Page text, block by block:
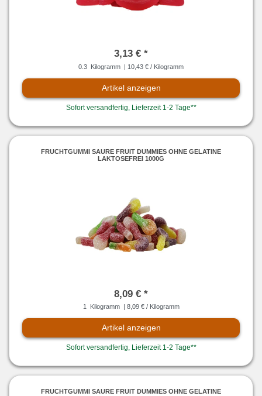
3,13 € *
0.3 Kilogramm | 10,43 € / Kilogramm
Artikel anzeigen
Sofort versandfertig, Lieferzeit 1-2 Tage**
FRUCHTGUMMI SAURE FRUIT DUMMIES OHNE GELATINE
LAKTOSEFREI 1000G
8,09 € *
1 Kilogramm | 8,09 € / Kilogramm
Artikel anzeigen
Sofort versandfertig, Lieferzeit 1-2 Tage**
FRUCHTGUMMI SAURE FRUIT DUMMIES OHNE GELATINE